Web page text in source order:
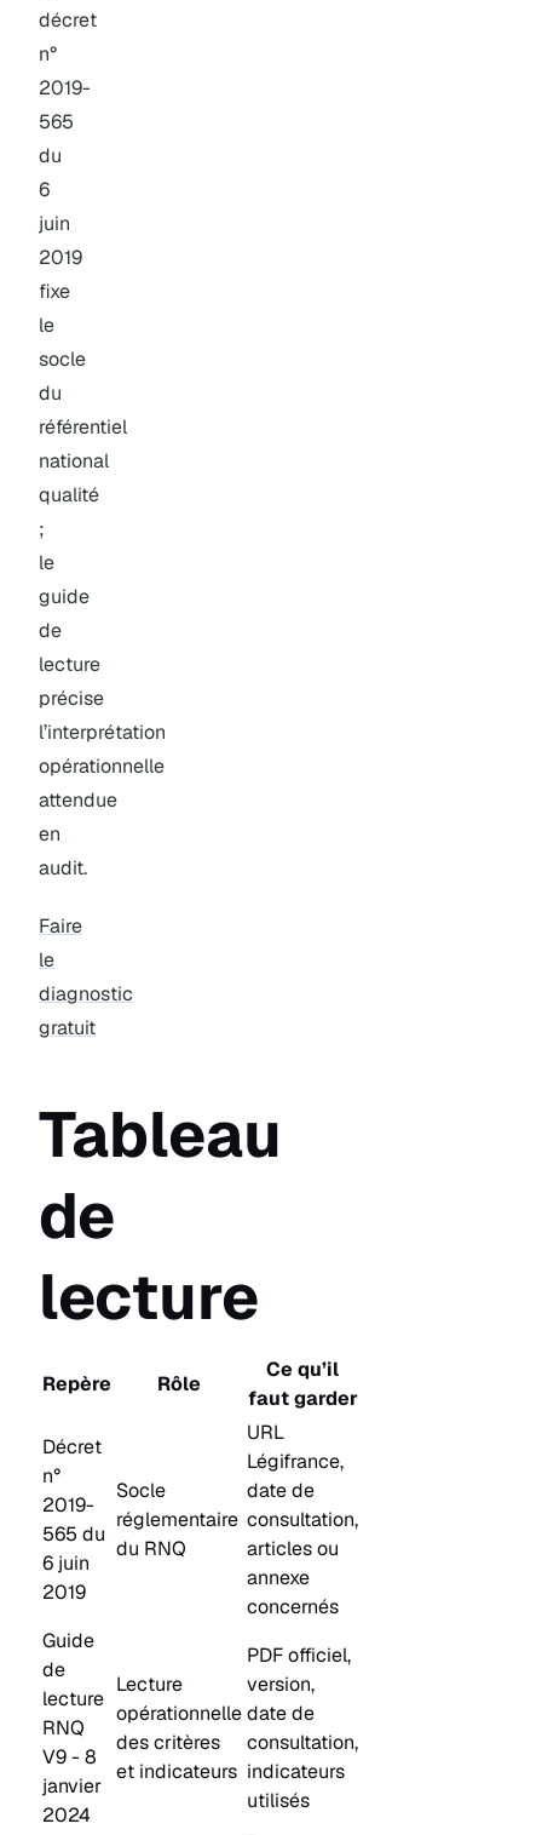
décret
n°
2019-
565
du
6
juin
2019
fixe
le
socle
du
référentiel
national
qualité
;
le
guide
de
lecture
précise
l’interprétation
opérationnelle
attendue
en
audit.
Faire
le
diagnostic
gratuit
Tableau
de
lecture
Repère Rôle
Ce qu’il
faut garder
Décret
n°
2019-
565 du
6 juin
2019
Socle
réglementaire
du RNQ
URL
Légifrance,
date de
consultation,
articles ou
annexe
concernés
Guide
de
lecture
RNQ
V9 - 8
janvier
2024
Lecture
opérationnelle
des critères
et indicateurs
PDF officiel,
version,
date de
consultation,
indicateurs
utilisés